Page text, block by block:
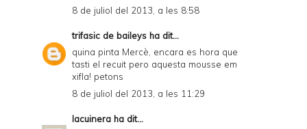
F
8 de juliol del 2013, a les 8:58
trifasic de baileys ha dit...
quina pinta Mercè, encara es hora que
tasti el recuit pero aquesta mousse em
xifla! petons
8 de juliol del 2013, a les 11:29
lacuinera ha dit...